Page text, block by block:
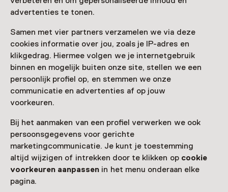
advertenties te tonen.
Samen met vier partners verzamelen we via deze
cookies informatie over jou, zoals je IP-adres en
klikgedrag. Hiermee volgen we je internetgebruik
binnen en mogelijk buiten onze site, stellen we een
persoonlijk profiel op, en stemmen we onze
communicatie en advertenties af op jouw
voorkeuren.
Bij het aanmaken van een profiel verwerken we ook
persoonsgegevens voor gerichte
marketingcommunicatie. Je kunt je toestemming
altijd wijzigen of intrekken door te klikken op cookie
voorkeuren aanpassen in het menu onderaan elke
pagina.
Zien & doen in
Natuurhistorisch
Museum Rotterdam